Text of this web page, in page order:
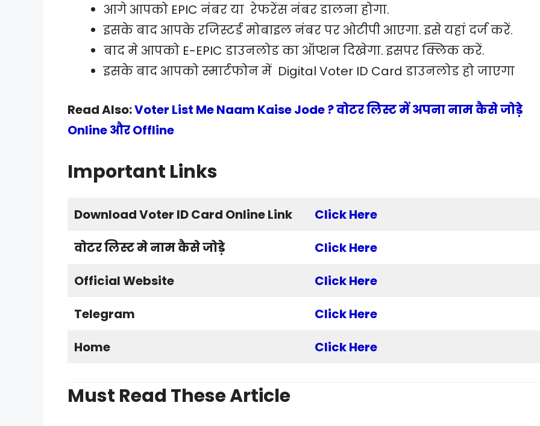
आगे आपको EPIC नंबर या रेफरेंस नंबर डालना होगा.
इसके बाद आपके रजिस्टर्ड मोबाइल नंबर पर ओटीपी आएगा. इसे यहां दर्ज करें.
बाद मे आपको E-EPIC डाउनलोड का ऑप्शन दिखेगा. इसपर क्लिक करें.
इसके बाद आपको स्मार्टफोन में Digital Voter ID Card डाउनलोड हो जाएगा
Read Also:Voter List Me Naam Kaise Jode ? वोटर लिस्ट में अपना नाम कैसे जोड़े
Online और Offline
Important Links
Download Voter ID Card Online Link
Click Here
वोटर लिस्ट मे नाम कैसे जोड़े
Click Here
Official Website
Click Here
Telegram
Click Here
Home
Click Here
Must Read These Article